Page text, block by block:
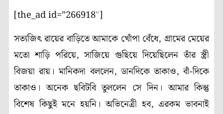
[the_ad id=”266918″]
সত্যজিৎ রায়ের বাড়িতে আমাকে খোঁপা বেঁধে, গ্রামের মেয়ের
মতো শাড়ি পরিয়ে,সাজিয়ে গুছিয়ে দিয়েছিলেন তাঁর স্ত্রী
বিজয়া রায়। মানিকদা বললেন, ডানদিকে তাকাও,বাঁ-দিকে
তাকাও। অনেক ছবিটবি তুললেন সে দিন। আমার কিন্তু
বিশেষ কিছুই মনে হয়নি। অভিনেত্রী হব, এরকম ভাবনাই